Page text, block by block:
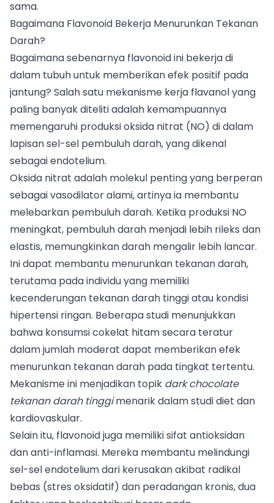
sama.
Bagaimana Flavonoid Bekerja Menurunkan Tekanan
Darah?
Bagaimana sebenarnya flavonoid ini bekerja di
dalam tubuh untuk memberikan efek positif pada
jantung? Salah satu mekanisme kerja flavanol yang
paling banyak diteliti adalah kemampuannya
memengaruhi produksi oksida nitrat (NO) di dalam
lapisan sel-sel pembuluh darah, yang dikenal
sebagai endotelium.
Oksida nitrat adalah molekul penting yang berperan
sebagai vasodilator alami, artinya ia membantu
melebarkan pembuluh darah. Ketika produksi NO
meningkat, pembuluh darah menjadi lebih rileks dan
elastis, memungkinkan darah mengalir lebih lancar.
Ini dapat membantu menurunkan tekanan darah,
terutama pada individu yang memiliki
kecenderungan tekanan darah tinggi atau kondisi
hipertensi ringan. Beberapa studi menunjukkan
bahwa konsumsi cokelat hitam secara teratur
dalam jumlah moderat dapat memberikan efek
menurunkan tekanan darah pada tingkat tertentu.
Mekanisme ini menjadikan topik dark chocolate
tekanan darah tinggimenarik dalam studi diet dan
kardiovaskular.
Selain itu, flavonoid juga memiliki sifat antioksidan
dan anti-inflamasi. Mereka membantu melindungi
sel-sel endotelium dari kerusakan akibat radikal
bebas (stres oksidatif) dan peradangan kronis, dua